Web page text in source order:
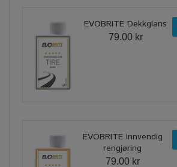
EVOBRITE Dekkglans
79.00 kr
EVOBRITE Innvendig
rengjøring
79.00 kr